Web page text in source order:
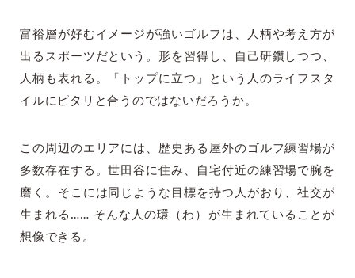
富裕層が好むイメージが強いゴルフは、人柄や考え方が
出るスポーツだという。形を習得し、自己研鑽しつつ、
人柄も表れる。「トップに立つ」という人のライフスタ
イルにピタリと合うのではないだろうか。
この周辺のエリアには、歴史ある屋外のゴルフ練習場が
多数存在する。世田谷に住み、自宅付近の練習場で腕を
磨く。そこには同じような目標を持つ人がおり、社交が
生まれる…… そんな人の環（わ）が生まれていることが
想像できる。